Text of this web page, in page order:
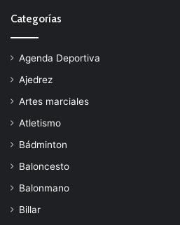
Categorías
Agenda Deportiva
Ajedrez
Artes marciales
Atletismo
Bádminton
Baloncesto
Balonmano
Billar